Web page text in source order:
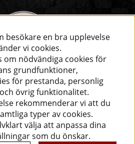
besökare en bra upplevelse
vi cookies.
om nödvändiga cookies för
grundfunktioner,
för prestanda, personlig
övrig funktionalitet.
rekommenderar vi att du
typer av cookies.
välja att anpassa dina
som du önskar.